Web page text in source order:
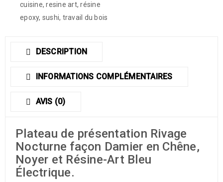
cuisine,resine art,résine
epoxy, sushi, travail du bois
DESCRIPTION
INFORMATIONS COMPLÉMENTAIRES
AVIS (0)
Plateau de présentation Rivage
Nocturne façon Damier en Chêne,
Noyer et Résine-Art Bleu
Électrique.